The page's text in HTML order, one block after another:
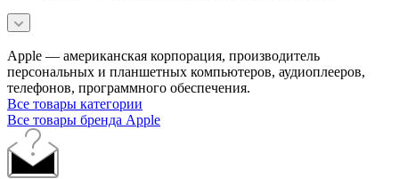
Apple — американская корпорация, производитель
персональных и планшетных компьютеров, аудиоплееров,
телефонов, программного обеспечения.
Все товары категории
Все товары бренда Apple